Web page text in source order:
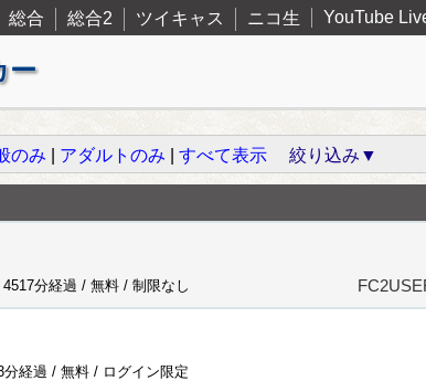
総合 総合2 ツイキャス ニコ生 YouTube
ー
のみ アダルトのみ すべて表示 絞り込み▼
4517分経過 / 無料 / 制限なし
分経過 / 無料 / ログイン限定